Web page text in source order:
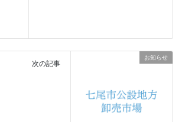
お知らせ
次の記事